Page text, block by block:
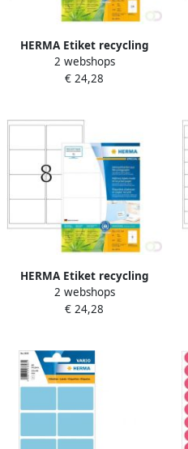
HERMA Etiket recycling
10731 99.1x38.1mm
1120stuks wit
2 webshops
€ 24,28
HERMA Etiket recycling
10732 99.1x67.7mm
640stuks wit
2 webshops
€ 24,28